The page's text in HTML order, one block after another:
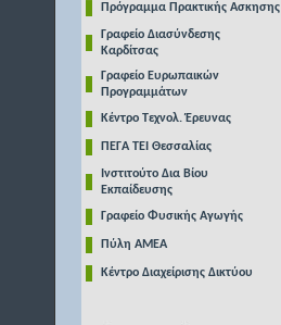
Πρόγραμμα Πρακτικής Ασκησης
Γραφείο Διασύνδεσης
Καρδίτσας
Γραφείο Ευρωπαικών
Προγραμμάτων
Κέντρο Τεχνολ. Έρευνας
ΠΕΓΑ ΤΕΙ Θεσσαλίας
Ινστιτούτο Δια Βίου
Εκπαίδευσης
Γραφείο Φυσικής Αγωγής
Πύλη ΑΜΕΑ
Κέντρο Διαχείρισης Δικτύου